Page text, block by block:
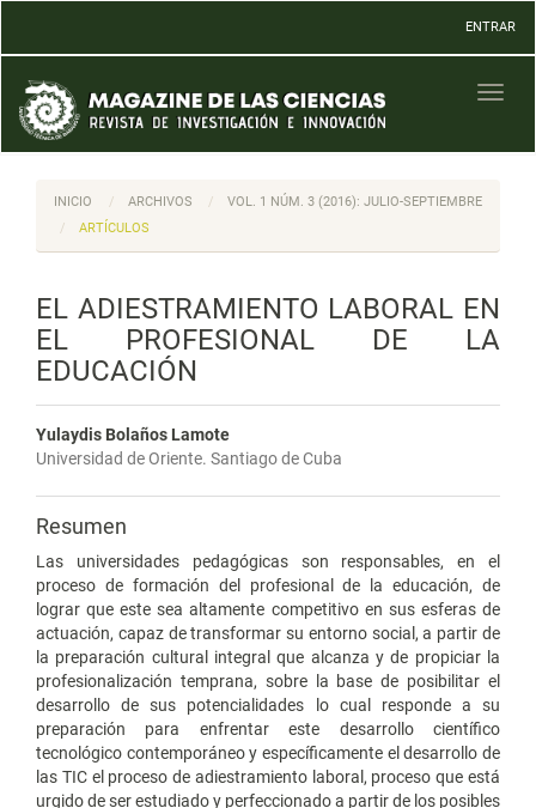
Contenido
principal
Barra
lateral
ENTRAR
INICIO ARCHIVOS
VOL. 1 NÚM. 3 (2016): JULIO-SEPTIEMBRE
ARTÍCULOS
EL ADIESTRAMIENTO LABORAL EN
EL PROFESIONAL DE LA
EDUCACIÓN
Yulaydis Bolaños Lamote
Universidad de Oriente. Santiago de Cuba
Resumen
Las universidades pedagógicas son responsables, en el
proceso de formación del profesional de la educación, de
lograr que este sea altamente competitivo en sus esferas de
actuación, capaz de transformar su entorno social, a partir de
la preparación cultural integral que alcanza y de propiciar la
profesionalización temprana, sobre la base de posibilitar el
desarrollo de sus potencialidades lo cual responde a su
preparación para enfrentar este desarrollo científico
tecnológico contemporáneo y específicamente el desarrollo de
las TIC el proceso de adiestramiento laboral, proceso que está
urgido de ser estudiado y perfeccionado a partir de los posibles